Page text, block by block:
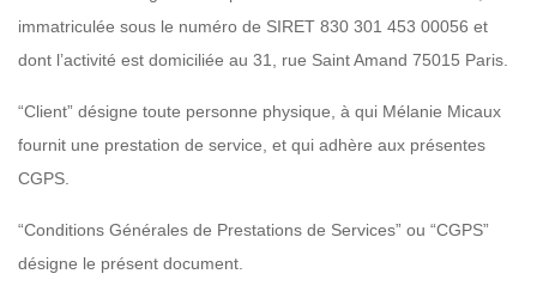
immatriculée sous le numéro de SIRET 830 301 453 00056 et
dont l’activité est domiciliée au 31, rue Saint Amand 75015 Paris.
“Client” désigne toute personne physique, à qui Mélanie Micaux
fournit une prestation de service, et qui adhère aux présentes
CGPS.
“Conditions Générales de Prestations de Services” ou “CGPS”
désigne le présent document.